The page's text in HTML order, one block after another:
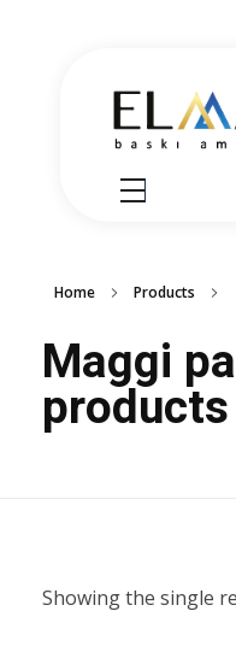
Elmas Ambalajشركة الماس امبلاج في تركيا مختصين في مجالي الطباعة والتغليف للعديد من المنتجات الغذائية والصناعية من رول التغليف وأكياس النايلون بسرعة واتقان وجودة عالية في التنفيذ ضمن أعلى المعايير العالمية وبأسعار منافسة
Home Products
Maggi
products
Showing the single